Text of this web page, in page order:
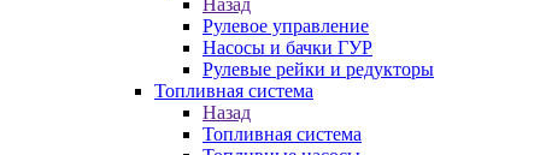
Назад
Рулевое управление
Насосы и бачки ГУР
Рулевые рейки и редукторы
Топливная система
Назад
Топливная система